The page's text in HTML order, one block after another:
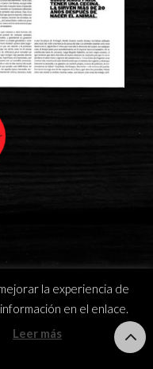
la experiencia de
en el enlace.
Leer más